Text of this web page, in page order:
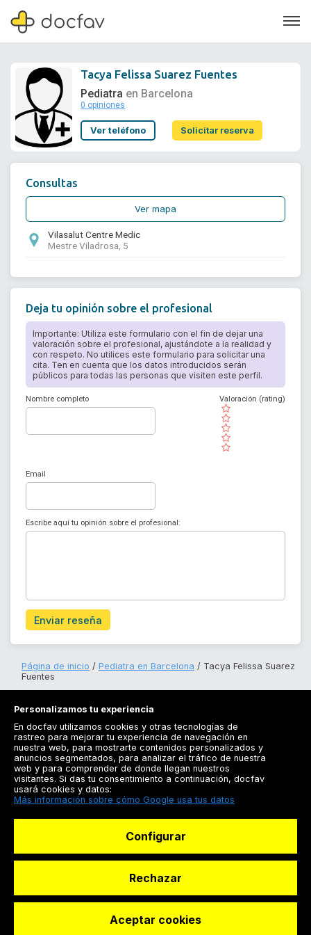
Soporte
Tacya Felissa Suarez Fuentes
Pediatra en Barcelona
0 opiniones
Ver teléfono Solicitar reserva
Consultas
Ver mapa
Vilasalut Centre Medic
Mestre Viladrosa, 5
Deja tu opinión sobre el profesional
Importante: Utiliza este formulario con el fin de dejar una
valoración sobre el profesional, ajustándote a la realidad y
con respeto. No utilices este formulario para solicitar una
cita. Ten en cuenta que los datos introducidos serán
públicos para todas las personas que visiten este perfil.
Nombre completo
( )
( )
( )
( )
( )
Valoración (rating)
Email
Escribe aquí tu opinión sobre el profesional:
Enviar reseña
Página de inicio Pediatra en Barcelona
Tacya Felissa Suarez
Fuentes
Registrarse
Docfav
© Dashboard Technologies S.L
Personalizamos tu experiencia
En docfav utilizamos cookies y otras tecnologías de
rastreo para mejorar tu experiencia de navegación en
nuestra web, para mostrarte contenidos personalizados y
anuncios segmentados, para analizar el tráfico de nuestra
web y para comprender de donde llegan nuestros
visitantes. Si das tu consentimiento a continuación, docfav
usará cookies y datos:
Más información sobre cómo Google usa tus datos
Configurar
Rechazar
Aceptar cookies